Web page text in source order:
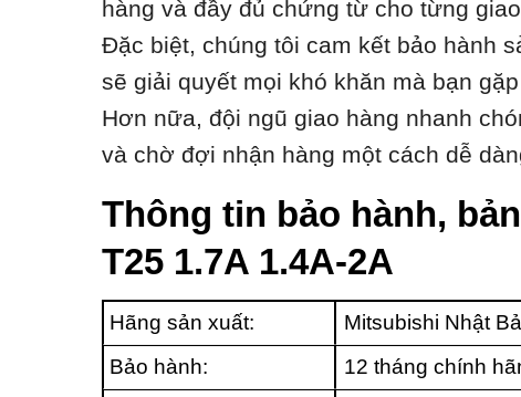
hàng và đầy đủ chứng từ cho từng
Đặc biệt, chúng tôi cam kết bảo hành
sẽ giải quyết mọi khó khăn mà bạn
Hơn nữa, đội ngũ giao hàng nhanh
và chờ đợi nhận hàng một cách dễ
Thông tin bảo hành,
T25 1.7A 1.4A-2A
Hãng sản xuất:
Mitsubishi Nhật
Bảo hành:
12 tháng chính